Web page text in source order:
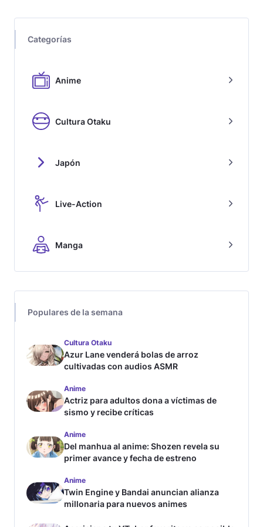
Categorías
Anime
Cultura Otaku
Japón
Live-Action
Manga
Populares de la semana
Cultura Otaku
Azur Lane venderá bolas de arroz
cultivadas con audios ASMR
Anime
Actriz para adultos dona a víctimas de
sismo y recibe críticas
Anime
Del manhua al anime: Shozen revela su
primer avance y fecha de estreno
Anime
Twin Engine y Bandai anuncian alianza
millonaria para nuevos animes